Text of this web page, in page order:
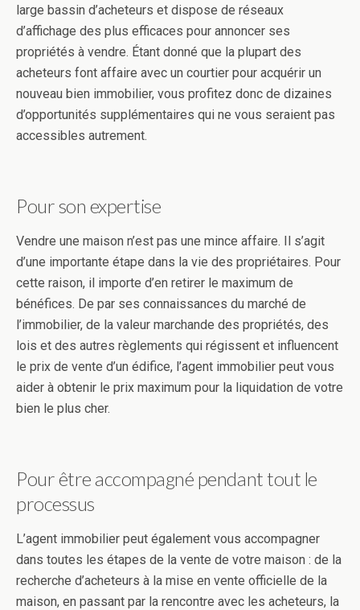
large bassin d’acheteurs et dispose de réseaux
d’affichage des plus efficaces pour annoncer ses
propriétés à vendre. Étant donné que la plupart des
acheteurs font affaire avec un courtier pour acquérir un
nouveau bien immobilier, vous profitez donc de dizaines
d’opportunités supplémentaires qui ne vous seraient pas
accessibles autrement.
Pour son expertise
Vendre une maison n’est pas une mince affaire. Il s’agit
d’une importante étape dans la vie des propriétaires. Pour
cette raison, il importe d’en retirer le maximum de
bénéfices. De par ses connaissances du marché de
l’immobilier, de la valeur marchande des propriétés, des
lois et des autres règlements qui régissent et influencent
le prix de vente d’un édifice, l’agent immobilier peut vous
aider à obtenir le prix maximum pour la liquidation de votre
bien le plus cher.
Pour être accompagné pendant tout le
processus
L’agent immobilier peut également vous accompagner
dans toutes les étapes de la vente de votre maison : de la
recherche d’acheteurs à la mise en vente officielle de la
maison, en passant par la rencontre avec les acheteurs, la